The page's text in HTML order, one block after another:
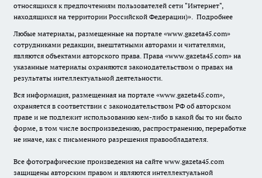
относящихся к предпочтениям пользователей сети "Интернет",
находящихся на территории Российской Федерации)». Подробнее
Любые материалы, размещенные на портале «www.gazeta45.com»
сотрудниками редакции, внештатными авторами и читателями,
являются объектами авторского права. Права «www.gazeta45.com» на
указанные материалы охраняются законодательством о правах на
результаты интеллектуальной деятельности.
Вся информация, размещенная на портале «www.gazeta45.com»,
охраняется в соответствии с законодательством РФ об авторском
праве и не подлежит использованию кем-либо в какой бы то ни было
форме, в том числе воспроизведению, распространению, переработке
не иначе, как с письменного разрешения правообладателя.
Все фотографические произведения на сайте www.gazeta45.com
защищены авторским правом и являются интеллектуальной